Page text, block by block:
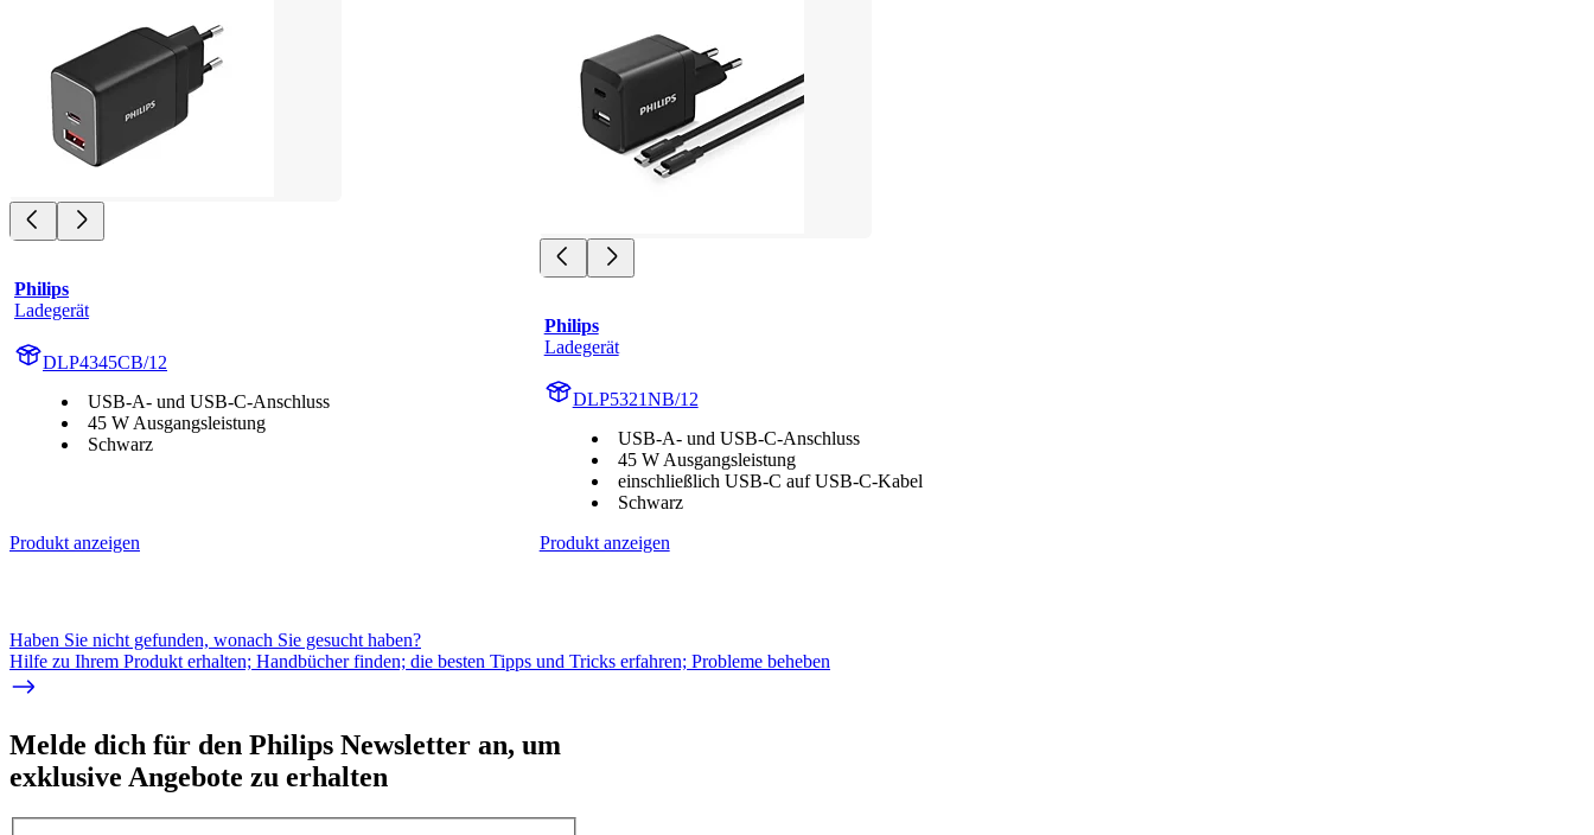
Philips
Ladegerät
DLP4345CB/12
USB-A- und USB-C-Anschluss
45 W Ausgangsleistung
Schwarz
Produkt anzeigen
Philips
Ladegerät
DLP5321NB/12
USB-A- und USB-C-Anschluss
45 W Ausgangsleistung
einschließlich USB-C auf USB-C-Kabel
Schwarz
Produkt anzeigen
Haben Sie nicht gefunden, wonach Sie gesucht haben?
Hilfe zu Ihrem Produkt erhalten; Handbücher finden; die besten Tipps und Tricks erfahren; Probleme beheben
Melde dich für den Philips Newsletter an, um
exklusive Angebote zu erhalten